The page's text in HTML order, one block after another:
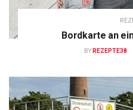
Bordkarte an
BY REZEPTE38